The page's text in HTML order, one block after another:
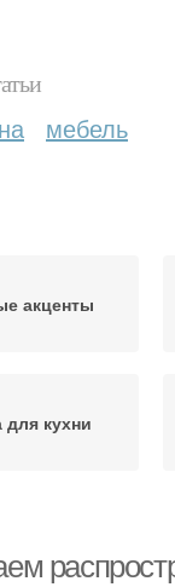
мебель
акценты
для кухни